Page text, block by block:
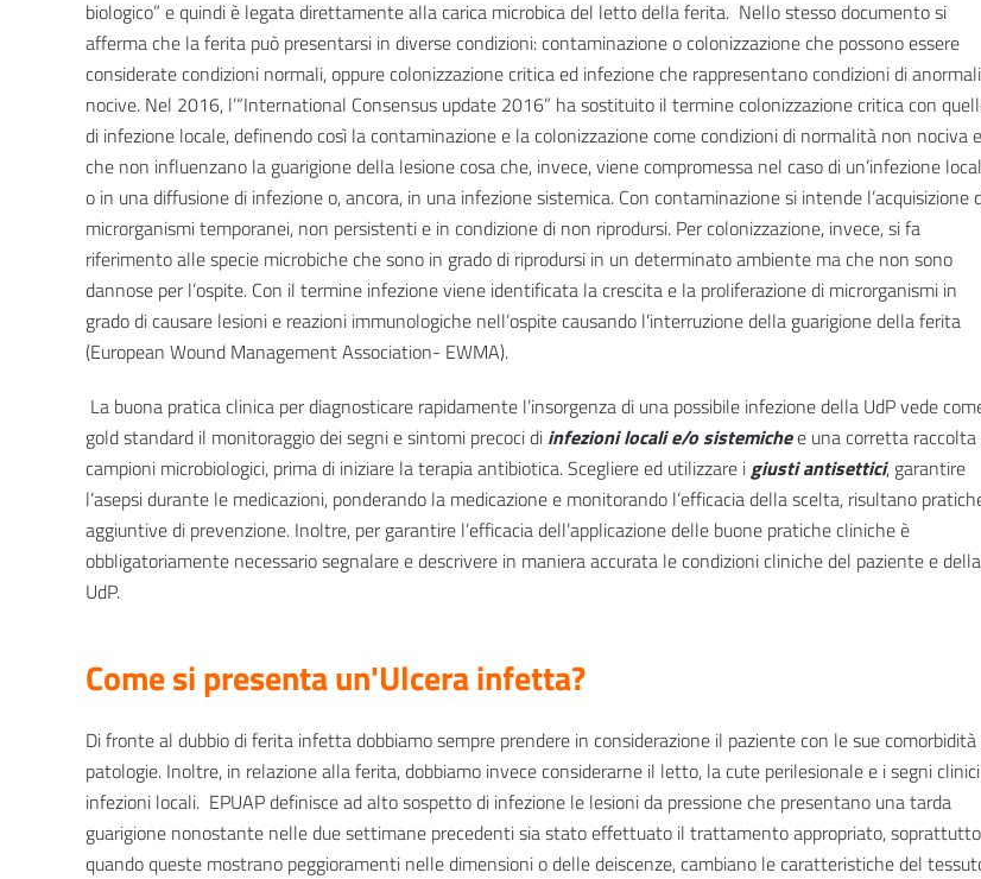
biologico” e quindi è legata direttamente alla carica microbica del letto della ferita. Nello stesso documento si
afferma che la ferita può presentarsi in diverse condizioni: contaminazione o colonizzazione che possono essere
considerate condizioni normali, oppure colonizzazione critica ed infezione che rappresentano condizioni di
nocive. Nel 2016, l’“International Consensus update 2016” ha sostituito il termine colonizzazione critica con
di infezione locale, definendo così la contaminazione e la colonizzazione come condizioni di normalità non nociva e
che non influenzano la guarigione della lesione cosa che, invece, viene compromessa nel caso di un’infezione
o in una diffusione di infezione o, ancora, in una infezione sistemica. Con contaminazione si intende l’acquisizione
microrganismi temporanei, non persistenti e in condizione di non riprodursi. Per colonizzazione, invece, si fa
riferimento alle specie microbiche che sono in grado di riprodursi in un determinato ambiente ma che non sono
dannose per l’ospite. Con il termine infezione viene identificata la crescita e la proliferazione di microrganismi in
grado di causare lesioni e reazioni immunologiche nell’ospite causando l’interruzione della guarigione della ferita
(European Wound Management Association- EWMA).
La buona pratica clinica per diagnosticare rapidamente l’insorgenza di una possibile infezione della UdP vede
gold standard il monitoraggio dei segni e sintomi precoci di infezioni locali e/o sistemichee una corretta raccolta
campioni microbiologici, prima di iniziare la terapia antibiotica. Scegliere ed utilizzare igiusti antisettici, garantire
l’asepsi durante le medicazioni, ponderando la medicazione e monitorando l’efficacia della scelta, risultano
aggiuntive di prevenzione. Inoltre, per garantire l’efficacia dell’applicazione delle buone pratiche cliniche è
obbligatoriamente necessario segnalare e descrivere in maniera accurata le condizioni cliniche del paziente e della
UdP.
Come si presenta un'Ulcera infetta?
Di fronte al dubbio di ferita infetta dobbiamo sempre prendere in considerazione il paziente con le sue comorbidità
patologie. Inoltre, in relazione alla ferita, dobbiamo invece considerarne il letto, la cute perilesionale e i segni
infezioni locali. EPUAP definisce ad alto sospetto di infezione le lesioni da pressione che presentano una tarda
guarigione nonostante nelle due settimane precedenti sia stato effettuato il trattamento appropriato, soprattutto
quando queste mostrano peggioramenti nelle dimensioni o delle deiscenze, cambiano le caratteristiche del